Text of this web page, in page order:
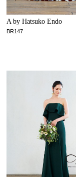
A by Hatsuko Endo
BR147